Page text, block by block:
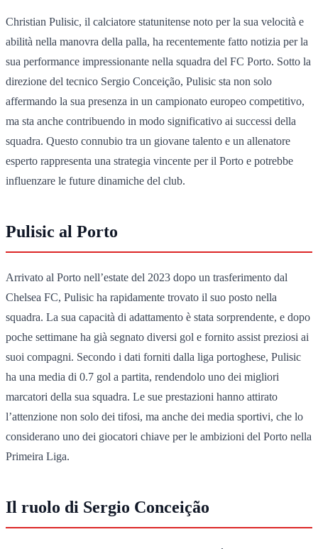
Christian Pulisic, il calciatore statunitense noto per la sua velocità e
abilità nella manovra della palla, ha recentemente fatto notizia per la
sua performance impressionante nella squadra del FC Porto. Sotto la
direzione del tecnico Sergio Conceição, Pulisic sta non solo
affermando la sua presenza in un campionato europeo competitivo,
ma sta anche contribuendo in modo significativo ai successi della
squadra. Questo connubio tra un giovane talento e un allenatore
esperto rappresenta una strategia vincente per il Porto e potrebbe
influenzare le future dinamiche del club.
Pulisic al Porto
Arrivato al Porto nell’estate del 2023 dopo un trasferimento dal
Chelsea FC, Pulisic ha rapidamente trovato il suo posto nella
squadra. La sua capacità di adattamento è stata sorprendente, e dopo
poche settimane ha già segnato diversi gol e fornito assist preziosi ai
suoi compagni. Secondo i dati forniti dalla liga portoghese, Pulisic
ha una media di 0.7 gol a partita, rendendolo uno dei migliori
marcatori della sua squadra. Le sue prestazioni hanno attirato
l’attenzione non solo dei tifosi, ma anche dei media sportivi, che lo
considerano uno dei giocatori chiave per le ambizioni del Porto nella
Primeira Liga.
Il ruolo di Sergio Conceição